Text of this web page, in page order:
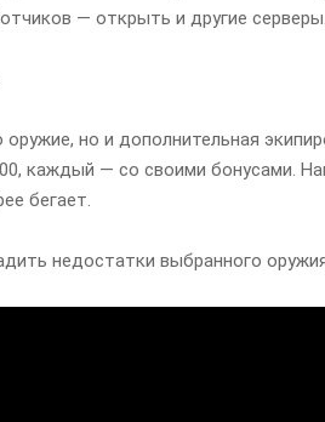
— открыть и другие серверы.
но и дополнительная
каждый — со своими бонусами.
бегает.
недостатки выбранного